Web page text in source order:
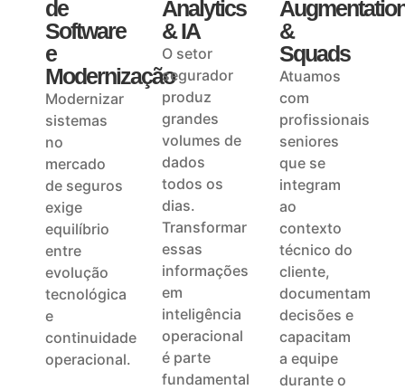
de
Software
e
Modernização
Modernizar
sistemas
no
mercado
de seguros
exige
equilíbrio
entre
evolução
tecnológica
e
continuidade
operacional.
Analytics
& IA
O setor
segurador
produz
grandes
volumes de
dados
todos os
dias.
Transformar
essas
informações
em
inteligência
operacional
é parte
fundamental
&
Squads
Atuamos
com
profissionais
seniores
que se
integram
ao
contexto
técnico do
cliente,
documentam
decisões e
capacitam
a equipe
durante o